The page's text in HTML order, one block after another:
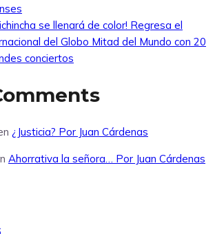
se llenará de color! Regresa el
del Globo Mitad del Mundo con 20
conciertos
¿Justicia? Por Juan Cárdenas
Ahorrativa la señora… Por Juan Cárdenas